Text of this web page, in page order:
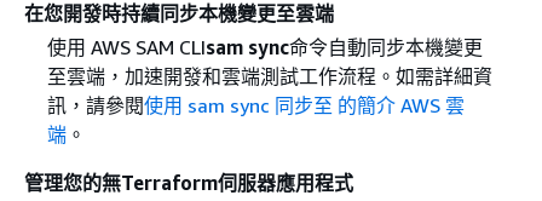
在您開發時持續同步本機變更至雲端
使用 AWS SAM CLIsam sync命令自動同步本機變更
至雲端，加速開發和雲端測試工作流程。如需詳細資
訊，請參閱使用 sam sync 同步至 的簡介 AWS 雲
端。
管理您的無Terraform伺服器應用程式